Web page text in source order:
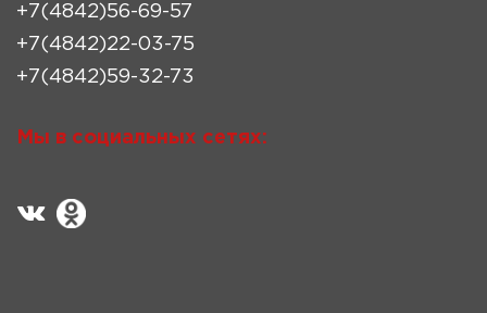
+7(4842)56-69-57
+7(4842)22-03-75
+7(4842)59-32-73
Мы в социальных сетях: